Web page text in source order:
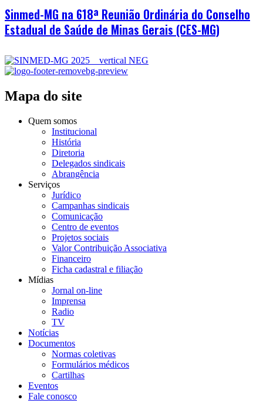
Sinmed-MG na 618ª Reunião Ordinária do Conselho
Estadual de Saúde de Minas Gerais (CES-MG)
Mapa do site
Quem somos
Institucional
História
Diretoria
Delegados sindicais
Abrangência
Serviços
Jurídico
Campanhas sindicais
Comunicação
Centro de eventos
Projetos sociais
Valor Contribuição Associativa
Financeiro
Ficha cadastral e filiação
Mídias
Jornal on-line
Imprensa
Radio
TV
Notícias
Documentos
Normas coletivas
Formulários médicos
Cartilhas
Eventos
Fale conosco